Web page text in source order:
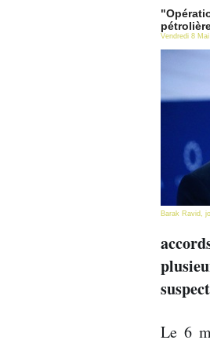
Vendredi 8
Barak Ravid,
Le 6